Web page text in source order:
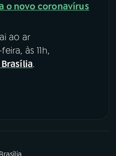
o novo coronavírus
ao ar
às 11h,
.